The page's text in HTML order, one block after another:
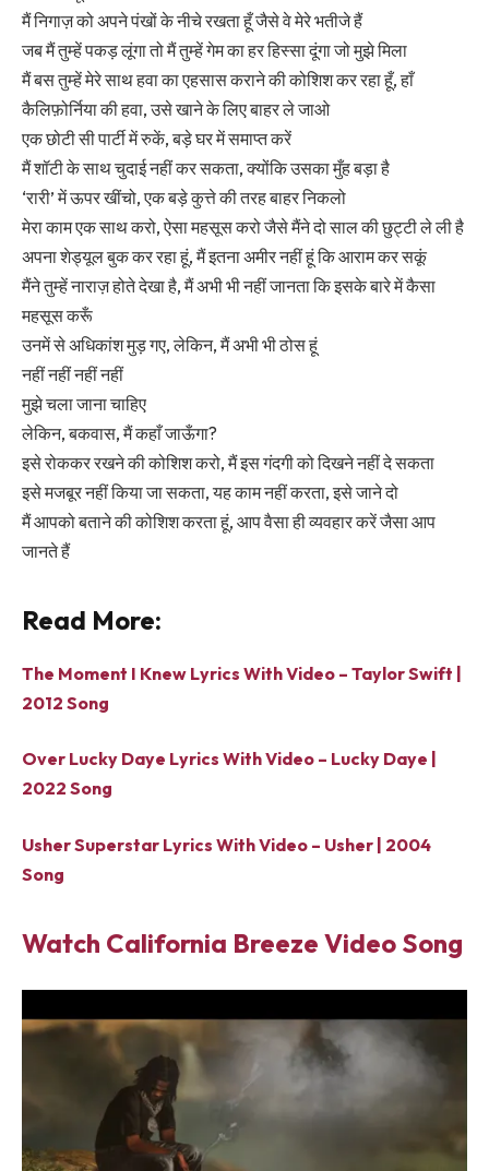
मैं निगाज़ को अपने पंखों के नीचे रखता हूँ जैसे वे मेरे भतीजे हैं
जब मैं तुम्हें पकड़ लूंगा तो मैं तुम्हें गेम का हर हिस्सा दूंगा जो मुझे मिला
मैं बस तुम्हें मेरे साथ हवा का एहसास कराने की कोशिश कर रहा हूँ, हाँ
कैलिफ़ोर्निया की हवा, उसे खाने के लिए बाहर ले जाओ
एक छोटी सी पार्टी में रुकें, बड़े घर में समाप्त करें
मैं शॉटी के साथ चुदाई नहीं कर सकता, क्योंकि उसका मुँह बड़ा है
‘रारी’ में ऊपर खींचो, एक बड़े कुत्ते की तरह बाहर निकलो
मेरा काम एक साथ करो, ऐसा महसूस करो जैसे मैंने दो साल की छुट्टी ले ली है
अपना शेड्यूल बुक कर रहा हूं, मैं इतना अमीर नहीं हूं कि आराम कर सकूं
मैंने तुम्हें नाराज़ होते देखा है, मैं अभी भी नहीं जानता कि इसके बारे में कैसा
महसूस करूँ
उनमें से अधिकांश मुड़ गए, लेकिन, मैं अभी भी ठोस हूं
नहीं नहीं नहीं नहीं
मुझे चला जाना चाहिए
लेकिन, बकवास, मैं कहाँ जाऊँगा?
इसे रोककर रखने की कोशिश करो, मैं इस गंदगी को दिखने नहीं दे सकता
इसे मजबूर नहीं किया जा सकता, यह काम नहीं करता, इसे जाने दो
मैं आपको बताने की कोशिश करता हूं, आप वैसा ही व्यवहार करें जैसा आप
जानते हैं
Read More:
The Moment I Knew Lyrics With Video – Taylor Swift |
2012 Song
Over Lucky Daye Lyrics With Video – Lucky Daye |
2022 Song
Usher Superstar Lyrics With Video – Usher | 2004
Song
Watch California Breeze Video Song